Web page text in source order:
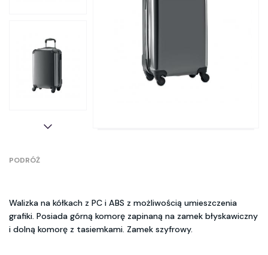
PODRÓŻ
Walizka na kółkach z PC i ABS z możliwością umieszczenia
grafiki. Posiada górną komorę zapinaną na zamek błyskawiczny
i dolną komorę z tasiemkami. Zamek szyfrowy.